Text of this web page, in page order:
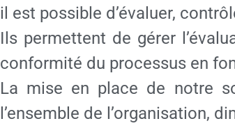
il est possible d’évaluer,
Ils permettent de gérer
conformité du processus en
La mise en place de notre
l’ensemble de l’organisation,